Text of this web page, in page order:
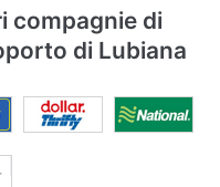
compagnie di
di Lubiana